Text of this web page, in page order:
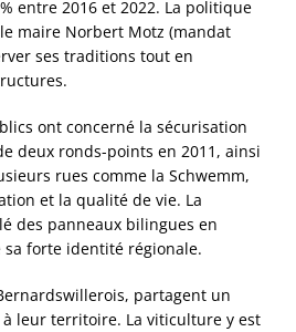
entre 2016 et 2022. La politique
maire Norbert Motz (mandat
ses traditions tout en
ont concerné la sécurisation
deux ronds-points en 2011, ainsi
rues comme la Schwemm,
et la qualité de vie. La
des panneaux bilingues en
forte identité régionale.
partagent un
leur territoire. La viticulture y est